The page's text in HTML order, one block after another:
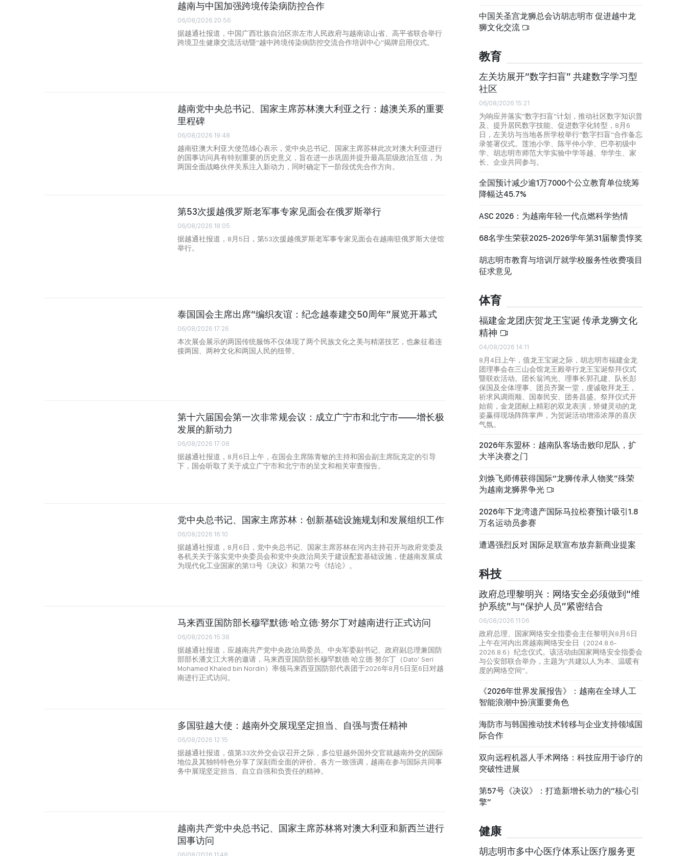
越南与中国加强跨境传染病防控合作
06/08/2026 20:56
据越通社报道，中国广西壮族自治区崇左市人民政府与越南谅山省、高平省联合举行
跨境卫生健康交流活动暨“越中跨境传染病防控交流合作培训中心”揭牌启用仪式。
越南党中央总书记、国家主席苏林澳大利亚之行：越澳关系的重要
里程碑
06/08/2026 19:48
越南驻澳大利亚大使范雄心表示，党中央总书记、国家主席苏林此次对澳大利亚进行
的国事访问具有特别重要的历史意义，旨在进一步巩固并提升最高层级政治互信，为
两国全面战略伙伴关系注入新动力，同时确定下一阶段优先合作方向。
第53次援越俄罗斯老军事专家见面会在俄罗斯举行
06/08/2026 18:05
据越通社报道，8月5日，第53次援越俄罗斯老军事专家见面会在越南驻俄罗斯大使馆
举行。
泰国国会主席出席“编织友谊：纪念越泰建交50周年”展览开幕式
06/08/2026 17:26
本次展会展示的两国传统服饰不仅体现了两个民族文化之美与精湛技艺，也象征着连
接两国、两种文化和两国人民的纽带。
第十六届国会第一次非常规会议：成立广宁市和北宁市——增长极
发展的新动力
06/08/2026 17:08
据越通社报道，8月6日上午，在国会主席陈青敏的主持和国会副主席阮克定的引导
下，国会听取了关于成立广宁市和北宁市的呈文和相关审查报告。
党中央总书记、国家主席苏林：创新基础设施规划和发展组织工作
06/08/2026 16:10
据越通社报道，8月6日，党中央总书记、国家主席苏林在河内主持召开与政府党委及
各机关关于落实党中央委员会和党中央政治局关于建设配套基础设施，使越南发展成
为现代化工业国家的第13号《决议》和第72号《结论》。
马来西亚国防部长穆罕默德·哈立德·努尔丁对越南进行正式访问
06/08/2026 15:38
据越通社报道，应越南共产党中央政治局委员、中央军委副书记、政府副总理兼国防
部部长潘文江大将的邀请，马来西亚国防部长穆罕默德·哈立德·努尔丁（Dato’ Seri
Mohamed Khaled bin Nordin）率领马来西亚国防部代表团于2026年8月5日至6日对越
南进行正式访问。
多国驻越大使：越南外交展现坚定担当、自强与责任精神
06/08/2026 12:15
据越通社报道，值第33次外交会议召开之际，多位驻越外国外交官就越南外交的国际
地位及其独特特色分享了深刻而全面的评价。各方一致强调，越南在参与国际共同事
务中展现坚定担当、自立自强和负责任的精神。
越南共产党中央总书记、国家主席苏林将对澳大利亚和新西兰进行
国事访问
中国关圣宫龙狮总会访胡志明市 促进越中龙
狮文化交流
教育
左关坊展开“数字扫盲” 共建数字学习型
社区
06/08/2026 15:21
为响应并落实“数字扫盲”计划，推动社区数字知识普
及、提升居民数字技能、促进数字化转型，8月6
日，左关坊与当地各所学校举行“数字扫盲”合作备忘
录签署仪式。莲池小学、陈平仲小学、巴亭初级中
学、胡志明市师范大学实验中学等越、华学生、家
长、企业共同参与。
全国预计减少逾1万7000个公立教育单位统筹
降幅达45.7%
ASC 2026：为越南年轻一代点燃科学热情
68名学生荣获2025-2026学年第31届黎贵惇奖
胡志明市教育与培训厅就学校服务性收费项目
征求意见
体育
福建金龙团庆贺龙王宝诞 传承龙狮文化
精神
04/08/2026 14:11
8月4日上午，值龙王宝诞之际，胡志明市福建金龙
团理事会在三山会馆龙王殿举行龙王宝诞祭拜仪式
暨联欢活动。团长翁鸿光、理事长郭孔建、队长彭
保国及全体理事、团员齐聚一堂，虔诚敬拜龙王，
祈求风调雨顺、国泰民安、团务昌盛。祭拜仪式开
始前，金龙团献上精彩的双龙表演，矫健灵动的龙
姿赢得现场阵阵掌声，为贺诞活动增添浓厚的喜庆
气氛。
2026年东盟杯：越南队客场击败印尼队，扩
大半决赛之门
刘焕飞师傅获得国际“龙狮传承人物奖”殊荣
为越南龙狮界争光
2026年下龙湾遗产国际马拉松赛预计吸引1.8
万名运动员参赛
遭遇强烈反对 国际足联宣布放弃新商业提案
科技
政府总理黎明兴：网络安全必须做到“维
护系统”与“保护人员”紧密结合
06/08/2026 11:06
政府总理、国家网络安全指委会主任黎明兴8月6日
上午在河内出席越南网络安全日（2024.8.6-
2026.8.6）纪念仪式。该活动由国家网络安全指委会
与公安部联合举办，主题为“共建以人为本、温暖有
度的网络空间”。
《2026年世界发展报告》：越南在全球人工
智能浪潮中扮演重要角色
海防市与韩国推动技术转移与企业支持领域国
际合作
双向远程机器人手术网络：科技应用于诊疗的
突破性进展
第57号《决议》：打造新增长动力的“核心引
擎”
健康
胡志明市多中心医疗体系让医疗服务更